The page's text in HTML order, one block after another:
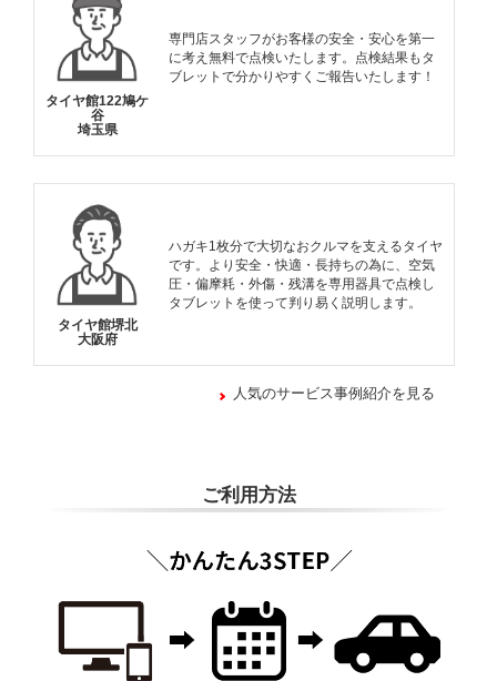
タイヤ館122鳩ケ
谷
埼玉県
専門店スタッフがお客様の安全・安心を第一
に考え無料で点検いたします。点検結果もタ
ブレットで分かりやすくご報告いたします！
タイヤ館堺北
大阪府
ハガキ1枚分で大切なおクルマを支えるタイヤ
です。より安全・快適・長持ちの為に、空気
圧・偏摩耗・外傷・残溝を専用器具で点検し
タブレットを使って判り易く説明します。
人気のサービス事例紹介を見る
ご利用方法